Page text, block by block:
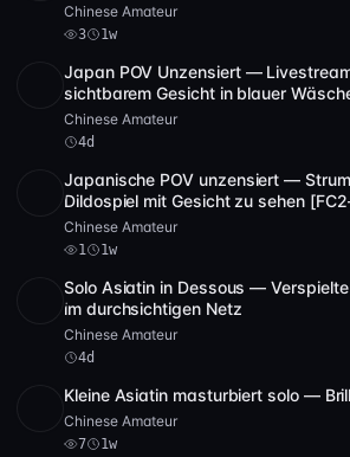
Chinese Amateur
3 1w
Japan POV Unzensiert —
sichtbarem Gesicht in blauer
Chinese Amateur
4d
1:24:08
Japanische POV unzensiert —
Dildospiel mit Gesicht zu sehen
Chinese Amateur
1 1w
Solo Asiatin in Dessous —
im durchsichtigen Netz
Chinese Amateur
4d
Kleine Asiatin masturbiert solo —
Chinese Amateur
7 1w